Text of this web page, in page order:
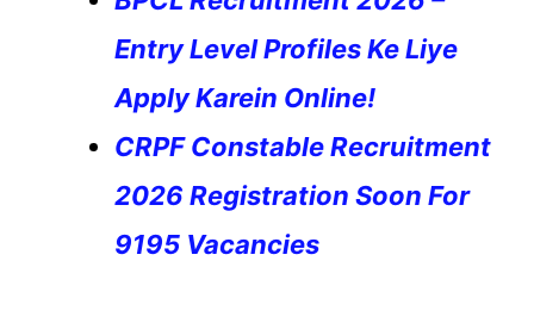
Entry Level Profiles Ke Liye
Apply Karein Online!
CRPF Constable Recruitment
2026 Registration Soon For
9195 Vacancies